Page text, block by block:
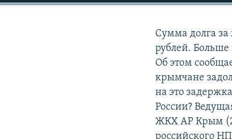
Сумма долга
рублей. Больше
Об этом
крымчане
на это
России?
ЖКХ АР Крым
российского